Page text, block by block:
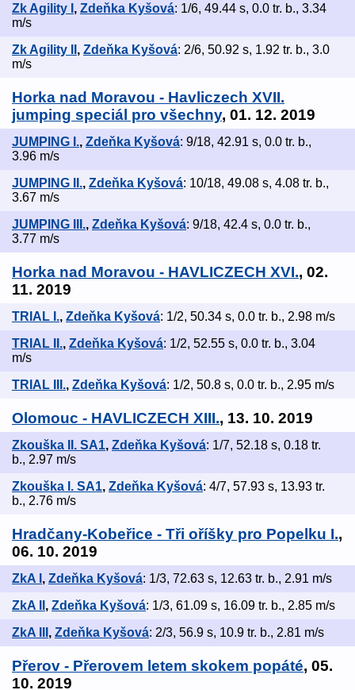
Zk Agility I , Zdeňka Kyšová: 1/6, 49.44 s, 0.0 tr. b., 3.34
m/s
Zk Agility II , Zdeňka Kyšová: 2/6, 50.92 s, 1.92 tr. b., 3.0
m/s
Horka nad Moravou - Havliczech XVII.
jumping speciál pro všechny, 01. 12. 2019
JUMPING I., Zdeňka Kyšová: 9/18, 42.91 s, 0.0 tr. b.,
3.96 m/s
JUMPING II., Zdeňka Kyšová: 10/18, 49.08 s, 4.08 tr. b.,
3.67 m/s
JUMPING III., Zdeňka Kyšová: 9/18, 42.4 s, 0.0 tr. b.,
3.77 m/s
Horka nad Moravou - HAVLICZECH XVI., 02.
11. 2019
TRIAL I., Zdeňka Kyšová: 1/2, 50.34 s, 0.0 tr. b., 2.98 m/s
TRIAL II., Zdeňka Kyšová: 1/2, 52.55 s, 0.0 tr. b., 3.04
m/s
TRIAL III., Zdeňka Kyšová: 1/2, 50.8 s, 0.0 tr. b., 2.95 m/s
Olomouc - HAVLICZECH XIII., 13. 10. 2019
Zkouška II. SA1, Zdeňka Kyšová: 1/7, 52.18 s, 0.18 tr.
b., 2.97 m/s
Zkouška I. SA1, Zdeňka Kyšová: 4/7, 57.93 s, 13.93 tr.
b., 2.76 m/s
Hradčany-Kobeřice - Tři oříšky pro Popelku I.,
06. 10. 2019
ZkA I , Zdeňka Kyšová: 1/3, 72.63 s, 12.63 tr. b., 2.91 m/s
ZkA II , Zdeňka Kyšová: 1/3, 61.09 s, 16.09 tr. b., 2.85 m/s
ZkA III , Zdeňka Kyšová: 2/3, 56.9 s, 10.9 tr. b., 2.81 m/s
Přerov - Přerovem letem skokem popáté, 05.
10. 2019